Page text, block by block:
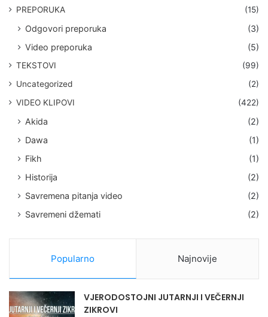
PREPORUKA (15)
Odgovori preporuka
(3)
Video preporuka
(5)
TEKSTOVI
(99)
Uncategorized
(2)
VIDEO KLIPOVI
(422)
Akida
(2)
Dawa
(1)
Fikh
(1)
Historija
(2)
Savremena pitanja video
(2)
Savremeni džemati
(2)
Popularno Najnovije
VJERODOSTOJNI JUTARNJI I VEČERNJI
ZIKROVI